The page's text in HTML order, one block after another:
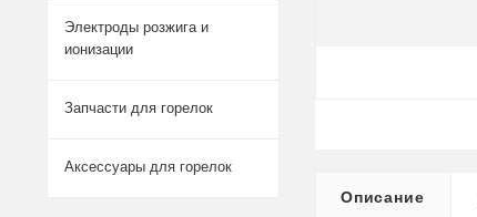
Описание
Электроды розжига и
ионизации
Запчасти для горелок
Аксессуары для горелок